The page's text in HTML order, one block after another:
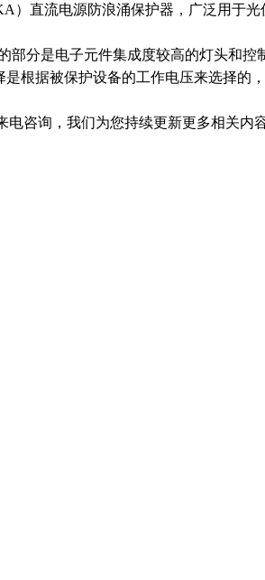
直流电源防浪涌保护器，广泛用于
分是电子元件集成度较高的灯头和
根据被保护设备的工作电压来选择的
咨询，我们为您持续更新更多相关内